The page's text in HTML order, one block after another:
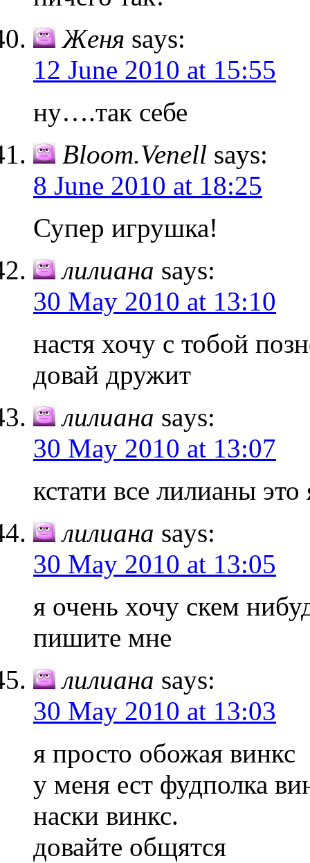
Женя says:
12 June 2010 at 15:55
ну….так себе
Bloom.Venell says:
8 June 2010 at 18:25
Супер игрушка!
лилиана says:
30 May 2010 at 13:10
настя хочу с тобой
довай дружит
лилиана says:
30 May 2010 at 13:07
кстати все лилианы
лилиана says:
30 May 2010 at 13:05
я очень хочу скем
пишите мне
лилиана says:
30 May 2010 at 13:03
я просто обожая винкс
у меня ест фудполка
наски винкс.
довайте общятся